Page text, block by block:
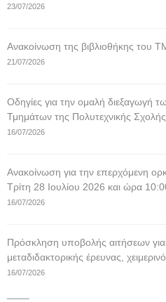
23/07/2026
Ανακοίνωση της βιβλιοθήκης του
21/07/2026
Οδηγίες για την ομαλή διεξαγωγή
Τμημάτων της Πολυτεχνικής
16/07/2026
Ανακοίνωση για την επερχόμενη
Τρίτη 28 Ιουλίου 2026 και ώρα
16/07/2026
Πρόσκληση υποβολής αιτήσεων
μεταδιδακτορικής έρευνας,
16/07/2026